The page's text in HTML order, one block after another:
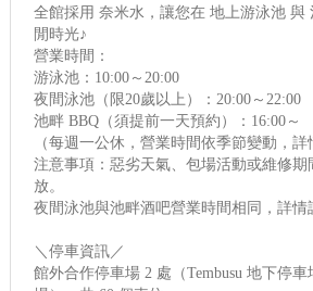
全館採用 奈米水，讓您在 地上游泳池 與
閒時光♪
營業時間：
游泳池：10:00～20:00
夜間泳池（限20歲以上）：20:00～22:00
池畔 BBQ（須提前一天預約）：16:00～
（每週一公休，營業時間依季節變動，詳
注意事項：惡劣天氣、包場活動或維修期
放。
夜間泳池與池畔酒吧營業時間相同，詳情
＼停車資訊／
館外合作停車場 2 處（Tembusu 地下停車